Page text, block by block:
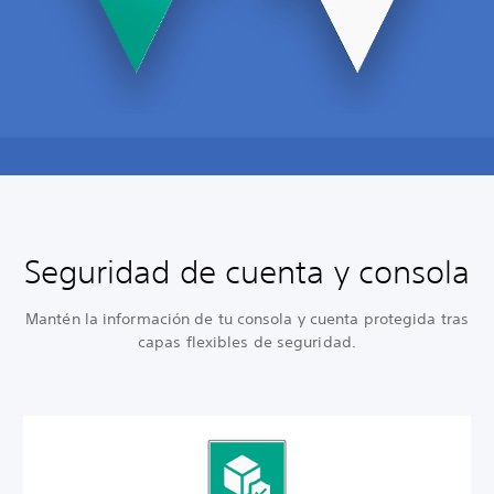
Seguridad de cuenta y consola
Mantén la información de tu consola y cuenta protegida tras
capas flexibles de seguridad.